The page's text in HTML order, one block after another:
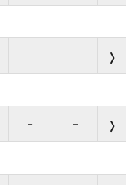
– –
– –